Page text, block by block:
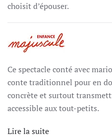
choisit d’épouser.
Ce spectacle conté avec
conte traditionnel pour en
concrète et surtout
accessible aux tout-petits.
Lire la suite